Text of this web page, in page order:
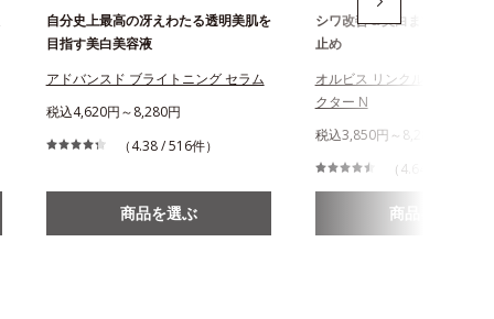
自分史上最高の冴えわたる透明美肌を
目指す美白美容液
アドバンスド ブライトニング セラム
税込4,620円～8,280円
（4.38 / 516件）
商品を選ぶ
シワ改善＆美白まで叶える薬
止め
オルビス リンクルブライト
クター N
税込3,850円～8,280円
（4.64 / 864件）
商品を選ぶ